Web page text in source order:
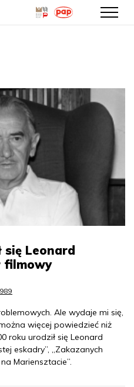
się Leonard
filmowy
Ale wydaje mi się,
więcej powiedzieć niż
roku urodził się Leonard
eskadry”, „Zakazanych
Mariensztacie”.